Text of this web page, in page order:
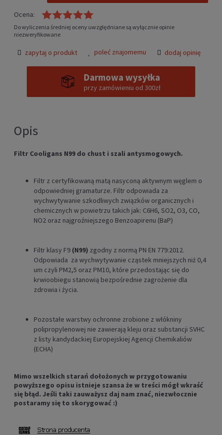
Ocena:
Do wyliczenia średniej oceny uwzględniane są wyłącznie opinie
niezweryfikowane
zapytaj o produkt poleć znajomemu dodaj opinię
Darmowa wysyłka
przy zamówieniu od 300zł
Opis
Filtr Cooligans N99 do chust i szali antysmogowych.
Filtr z certyfikowaną matą nasyconą aktywnym węglem o
odpowiedniej gramaturze. Filtr odpowiada za
wychwytywanie szkodliwych związków organicznych i
chemicznych w powietrzu takich jak: C6H6, SO2, O3, CO,
NO2 oraz najgroźniejszego Benzoapirenu (BaP)
Filtr klasy F9 (N99) zgodny z normą PN EN 779:2012.
Odpowiada za wychwytywanie cząstek mniejszych niż 0,4
um czyli PM2,5 oraz PM10, które przedostając się do
krwioobiegu stanowią bezpośrednie zagrożenie dla
zdrowia i życia.
Pozostałe warstwy ochronne zrobione z włókniny
polipropylenowej nie zawierają kleju oraz substancji SVHC
z listy kandydackiej Europejskiej Agencji Chemikaliów
(ECHA)
Mimo wszelkich starań dołożonych w przygotowaniu
powyższego opisu istnieje szansa że w treści mógł wkraść
się błąd. Jeśli taki zauważysz daj nam znać, niezwłocznie
postaramy się to skorygować :)